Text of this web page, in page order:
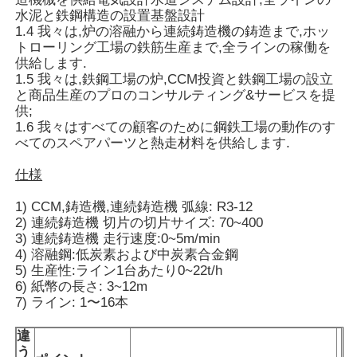
家
プロダクト
VRショー
水泥と鉄鋼構造の設置基盤設計
1.4 我々は,炉の溶融から連続鋳造機の鋳造まで,ホッ
トローリング工場の鉄筋生産まで,全ラインの稼働を
供給します.
1.5 我々は,鉄鋼工場の炉,CCM投資と鉄鋼工場の設立
と商品生産のプロのコンサルティング&サービスを提
供;
1.6 我々はすべての顧客のために鋼鉄工場の動作のす
べてのスペアパーツと熱走材料を供給します.
仕様
1) CCM,鋳造機,連続鋳造機 弧線: R3-12
2) 連続鋳造機 切片の切片サイズ: 70~400
3) 連続鋳造機 走行速度:0~5m/min
4) 溶融鋼:低炭素および中炭素合金鋼
5) 生産性:ライン1台あたり0~22t/h
6) 紙幣の長さ: 3~12m
7) ライン: 1〜16本
違
う